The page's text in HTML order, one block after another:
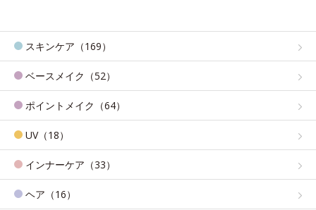
スキンケア（169）
ベースメイク（52）
ポイントメイク（64）
UV（18）
インナーケア（33）
ヘア（16）